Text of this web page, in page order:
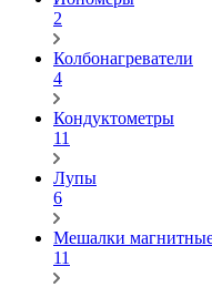
2
Колбонагреватели
4
Кондуктометры
11
Лупы
6
Мешалки
11